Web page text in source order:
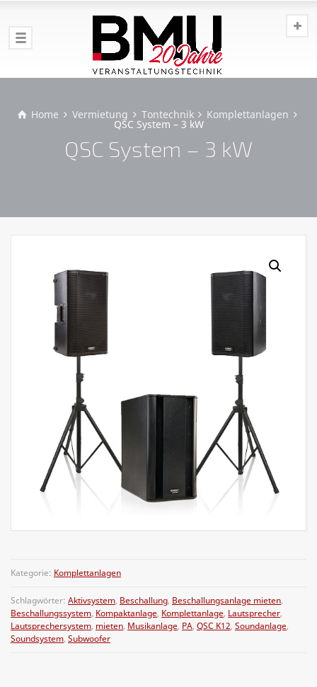
Home Vermietung Tontechnik Komplettanlagen
QSC System – 3 kW
QSC System – 3 kW
Kategorie: Komplettanlagen
Schlagwörter: Aktivsystem, Beschallung, Beschallungsanlage mieten,
Beschallungssystem, Kompaktanlage, Komplettanlage, Lautsprecher,
Lautsprechersystem, mieten, Musikanlage, PA, QSC K12, Soundanlage,
Soundsystem, Subwoofer